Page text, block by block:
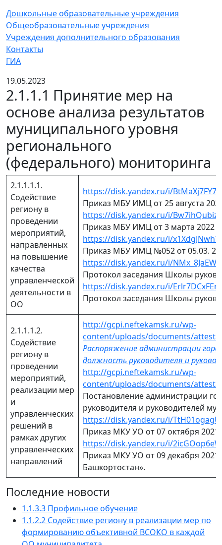
Дошкольные образовательные учреждения
Общеобразовательные учреждения
Учреждения дополнительного образования
Контакты
ГИА
19.05.2023
2.1.1.1 Принятие мер на
основе анализа результатов
муниципального уровня
регионального
(федерального) мониторинга
2.1.1.1.1.
Содействие
региону в
проведении
мероприятий,
направленных
на повышение
качества
управленческой
деятельности в
ОО
https://disk.yandex.ru/i/
Приказ МБУ ИМЦ от 25 августа
https://disk.yandex.ru/i/
Приказ МБУ ИМЦ от 3 марта 2022
https://disk.yandex.ru/i/
Приказ МБУ ИМЦ №052 от 05.03.
https://disk.yandex.ru/i/
Протокол заседания Школы
https://disk.yandex.ru/i/
Протокол заседания Школы
2.1.1.1.2.
Содействие
региону в
проведении
мероприятий,
реализации мер
и
управленческих
решений в
рамках других
управленческих
направлений
http://gcpi.neftekamsk.ru/wp-
content/uploads/documents/
Распоряжение администрации
должность руководителя и
http://gcpi.neftekamsk.ru/wp-
content/uploads/documents/
Постановление администрации
руководителя и руководителей
https://disk.yandex.ru/i/
Приказ МКУ УО от 07 октября
https://disk.yandex.ru/i/
Приказ МКУ УО от 09 декабря
Башкортостан».
Последние новости
1.1.3.3 Профильное обучение
1.1.2.2 Содействие региону в реализации мер по
формированию объективной ВСОКО в каждой